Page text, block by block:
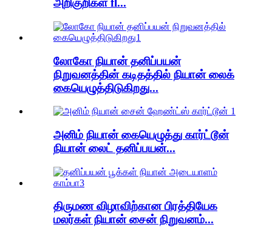
அறிகுறிகள் fl...
லோகோ நியான் தனிப்பயன்
நிறுவனத்தின் கடிதத்தில் நியான் லைக்
கையெழுத்திடுகிறது...
அனிம் நியான் கையெழுத்து கார்ட்டூன்
நியான் லைட் தனிப்பயன்...
திருமண விழாவிற்கான பிரத்தியேக
மலர்கள் நியான் சைன் நிறுவனம்...